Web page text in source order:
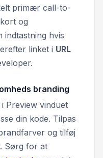
primær call-to-
og
indtastning hvis
linket i URL
branding
Preview vinduet
din kode. Tilpas
og tilføj
Sørg for at